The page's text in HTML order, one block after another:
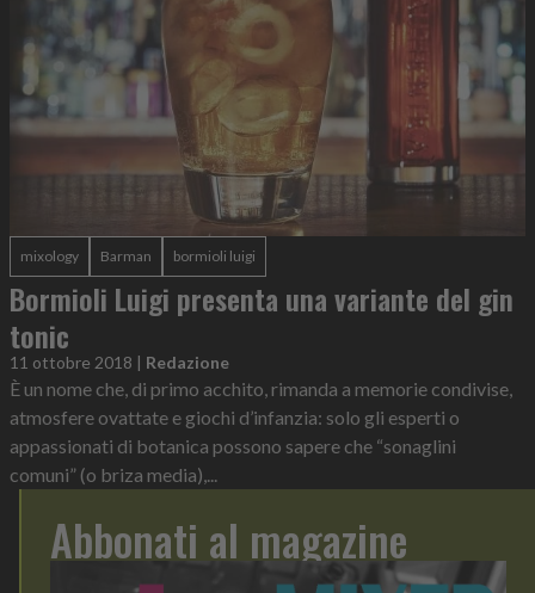
mixology Barman bormioli luigi
Bormioli Luigi presenta una variante del gin
tonic
11 ottobre 2018 | Redazione
È un nome che, di primo acchito, rimanda a memorie condivise,
atmosfere ovattate e giochi d’infanzia: solo gli esperti o
appassionati di botanica possono sapere che “sonaglini
comuni” (o briza media),...
Abbonati al magazine